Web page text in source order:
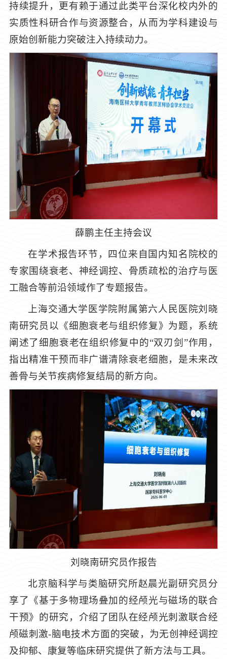
持续提升，更有赖于通过此类平台深化校内外的
实质性科研合作与资源整合，从而为学科建设与
原始创新能力突破注入持续动力。
薛鹏主任主持会议
在学术报告环节，四位来自国内知名院校的
专家围绕衰老、神经调控、骨质疏松的治疗与医
工融合等前沿领域作了专题报告。
上海交通大学医学院附属第六人民医院刘晓
南研究员以《细胞衰老与组织修复》为题，系统
阐述了细胞衰老在组织修复中的“双刃剑”作用，
指出精准干预而非广谱清除衰老细胞，是未来改
善骨与关节疾病修复结局的新方向。
刘晓南研究员作报告
北京脑科学与类脑研究所赵晨光副研究员分
享了《基于多物理场叠加的经颅光与磁场的联合
干预》的研究，介绍了团队在经颅光刺激联合经
颅磁刺激-脑电技术方面的突破，为无创神经调控
及抑郁、康复等临床研究提供了新方法与工具。